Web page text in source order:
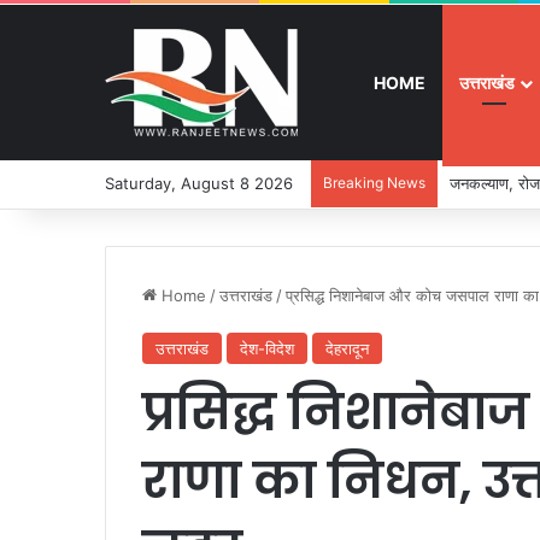
HOME उत्तराखंड
Saturday, August 8 2026 Breaking News जनकल्याण,
Home /उत्तराखंड /प्रसिद्ध निशानेबाज और कोच जसपाल राणा
उत्तराखंड देश-विदेश देहरादून
प्रसिद्ध
राणा का निधन,